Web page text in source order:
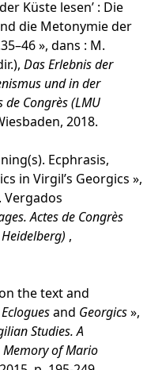
Küste lesenʼ : Die
die Metonymie der
», dans : M.
Das Erlebnis der
und in der
de Congrès (LMU
2018.
Ecphrasis,
in Virgil’s Georgics »,
Vergados
Actes de Congrès
,
the text and
Ecloguesand Georgics»,
Studies. A
of Mario